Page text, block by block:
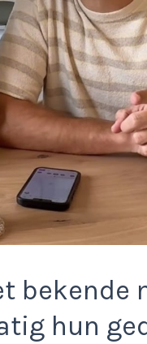
bekende
hun